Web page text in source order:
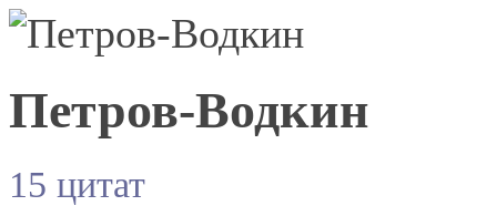
Петров-Водкин
15 цитат